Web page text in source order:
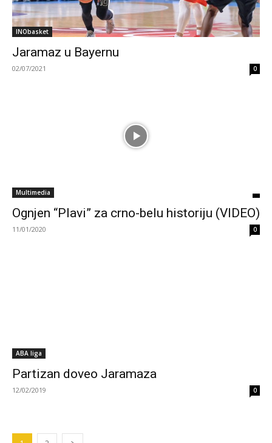
INObasket
Jaramaz u Bayernu
02/07/2021 0
Multimedia
Ognjen “Plavi” za crno-belu historiju (VIDEO)
11/01/2020 0
ABA liga
Partizan doveo Jaramaza
12/02/2019 0